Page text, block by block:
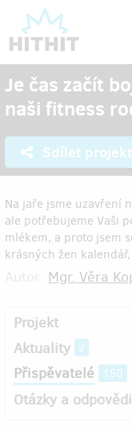
Je čas začít
naši fitness
Sdílet projekt
Na jaře jsme uzavření
ale potřebujeme Vaši
mlékem, a proto jsem
krásných žen
Mgr. Věra
Projekt
Aktuality 2
Přispěvatelé 150
Otázky a odpovědi